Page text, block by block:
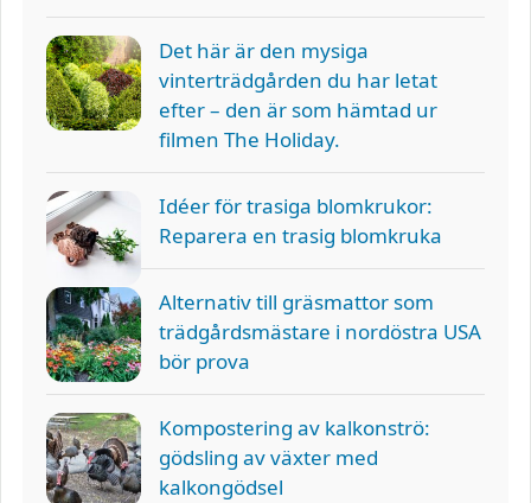
Det här är den mysiga
vinterträdgården du har letat
efter – den är som hämtad ur
filmen The Holiday.
Idéer för trasiga blomkrukor:
Reparera en trasig blomkruka
Alternativ till gräsmattor som
trädgårdsmästare i nordöstra USA
bör prova
Kompostering av kalkonströ:
gödsling av växter med
kalkongödsel